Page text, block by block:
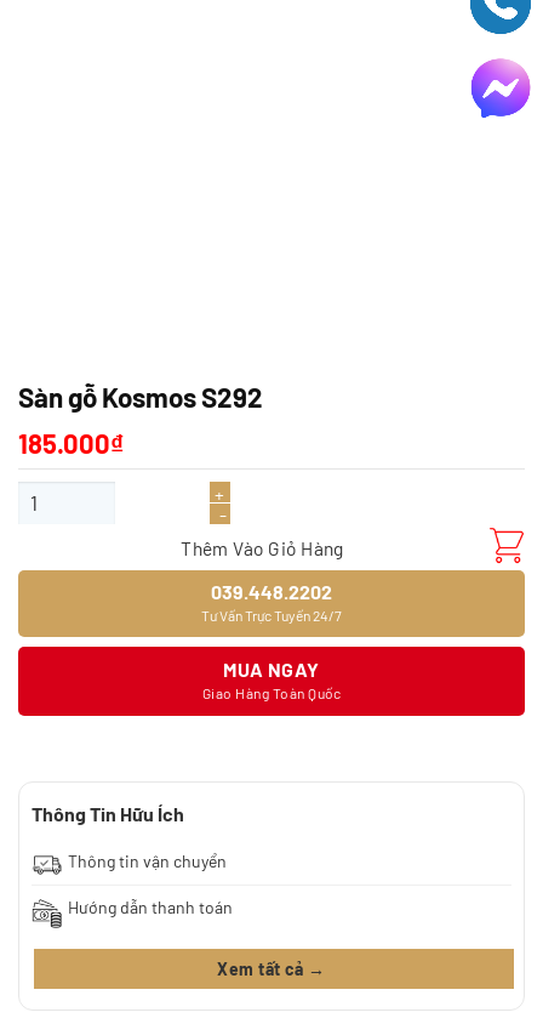
Sàn gỗ Kosmos S292
185.000₫
Sàn gỗ Kosmos S292 số lượng
Thêm Vào Giỏ Hàng
039.448.2202
Tư Vấn Trực Tuyến 24/7
MUA NGAY
Giao Hàng Toàn Quốc
Thông Tin Hữu Ích
Thông tin vận chuyển
Hướng dẫn thanh toán
Xem tất cả →